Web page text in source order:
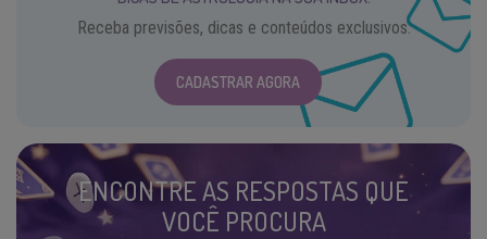
Receba previsões, dicas e conteúdos exclusivos.
CADASTRAR AGORA
ENCONTRE AS RESPOSTAS QUE
VOCÊ PROCURA